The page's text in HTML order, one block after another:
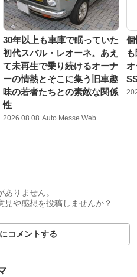
30年以上も車庫で眠っていた
初代スバル・レオーネ。あえ
て未再生で乗り続けるオーナ
ーの情熱とそこに集う旧車趣
味の若者たちとの素敵な関係
性
2026.08.08 Auto Messe Web
個
りません。
見や感想を投稿しませんか？
コメントする